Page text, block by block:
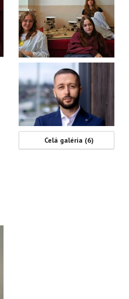
Celá galéria (6)